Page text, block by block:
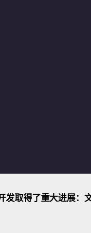
发取得了重大进展：